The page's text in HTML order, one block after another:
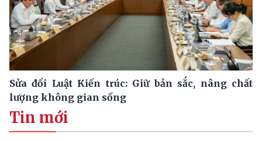
Sửa đổi Luật Kiến trúc: Giữ bản sắc, nâng chất
lượng không gian sống
Tin mới